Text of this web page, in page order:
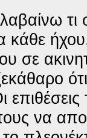
τι
σε
να